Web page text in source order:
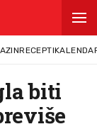
RECEPTI
biti